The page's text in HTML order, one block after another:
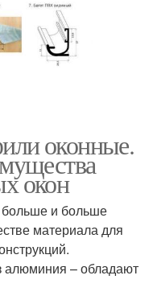
оконные.
окон
и больше
материала для
алюминия – обладают